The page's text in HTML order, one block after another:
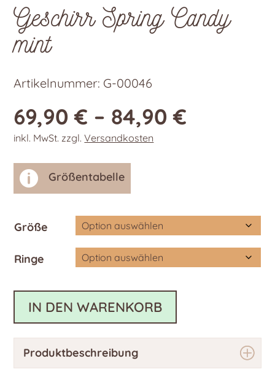
Geschirr Spring Candy
mint
Artikelnummer: G-00046
69,90€ – 84,90€
inkl. MwSt. zzgl.Versandkosten
 Größentabelle
Größe
Ringe
IN DEN WARENKORB
Produktbeschreibung